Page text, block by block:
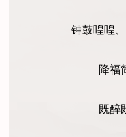
钟鼓喤喤
降福
既醉